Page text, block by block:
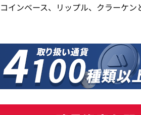
インベース、リップル、クラーケ